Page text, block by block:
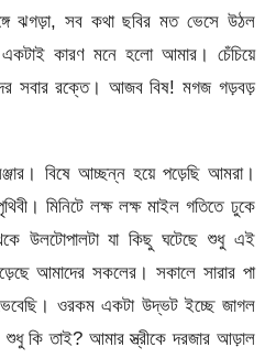
ঝগড়া, সব কথা ছবির মত ভেসে উঠল
কারণ মনে হলো আমার। চেঁচিয়ে
সবার রক্তে। আজব বিষ! মগজ গড়বড়
বিষে আচ্ছন্ন হয়ে পড়েছি আমরা।
মিনিটে লক্ষ লক্ষ মাইল গতিতে ঢুকে
উলটোপালটা যা কিছু ঘটেছে শুধু এই
আমাদের সকলের। সকালে সারার পা
ওরকম একটা উদ্ভট ইচ্ছে জাগল
কি তাই? আমার স্ত্রীকে দরজার আড়াল